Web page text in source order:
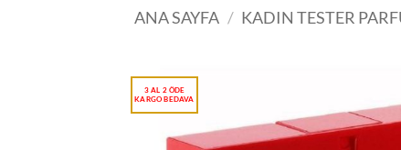
ANA SAYFA / KADIN TESTER